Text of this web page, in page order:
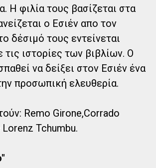
Η φιλία τους βασίζεται στα
ο Εσιέν απο τον
δέσιμό τους εντείνεται
ιστορίες των βιβλίων. Ο
να δείξει στον Εσιέν ένα
προσωπική ελευθερία.
Remo Girone,Corrado
Tchumbu.